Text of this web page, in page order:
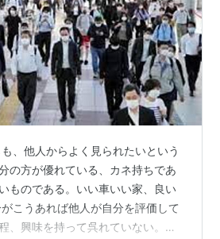
、他人からよく見られたいという
の方が優れている、カネ持ちであ
ものである。いい車いい家、良い
こうあれば他人が自分を評価して
、興味を持って呉れていない。他